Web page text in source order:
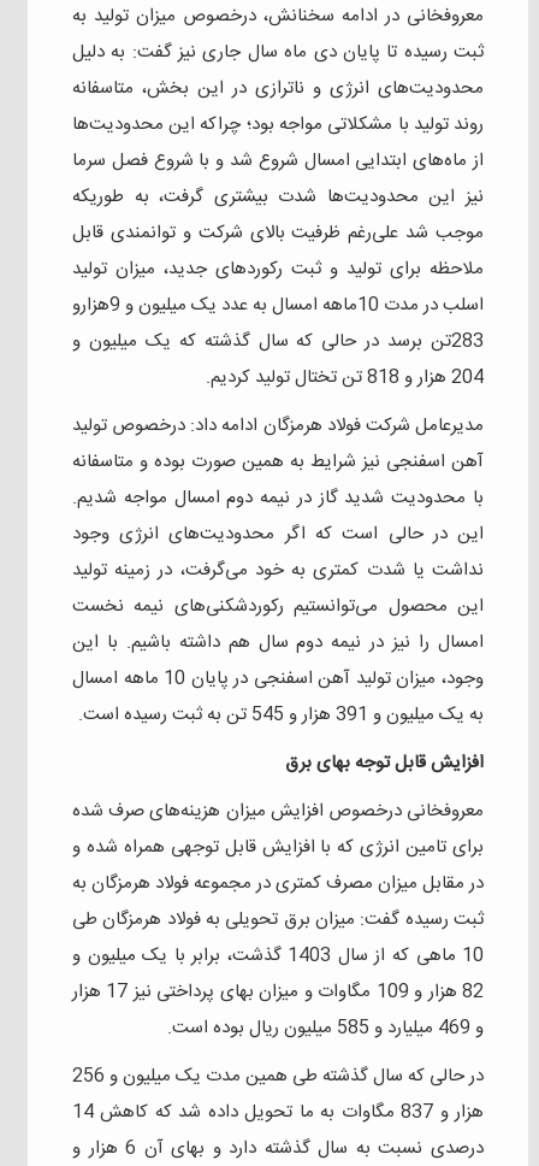
معروفخانی در ادامه سخنانش، درخصوص میزان تولید به
ثبت رسیده تا پایان دی ماه سال جاری نیز گفت: به دلیل
محدودیت‌های انرژی و ناترازی در این بخش، متاسفانه
روند تولید با مشکلاتی مواجه بود؛ چراکه این محدودیت‌ها
از ماه‌های ابتدایی امسال شروع شد و با شروع فصل سرما
نیز این محدودیت‌ها شدت بیشتری گرفت، به طوریکه
موجب شد علی‌رغم ظرفیت بالای شرکت و توانمندی قابل
ملاحظه برای تولید و ثبت رکوردهای جدید، میزان تولید
اسلب در مدت 10ماهه امسال به عدد یک میلیون و 9هزارو
283تن برسد در حالی که سال گذشته که یک میلیون و
204 هزار و 818 تن تختال تولید کردیم.
مدیرعامل شرکت فولاد هرمزگان ادامه داد: درخصوص تولید
آهن اسفنجی نیز شرایط به همین صورت بوده و متاسفانه
با محدودیت شدید گاز در نیمه دوم امسال مواجه شدیم.
این در حالی است که اگر محدودیت‌های انرژی وجود
نداشت یا شدت کمتری به خود می‌گرفت، در زمینه تولید
این محصول می‌توانستیم رکوردشکنی‌های نیمه نخست
امسال را نیز در نیمه دوم سال هم داشته باشیم. با این
وجود، میزان تولید آهن اسفنجی در پایان 10 ماهه امسال
به یک میلیون و 391 هزار و 545 تن به ثبت رسیده است.
افزایش قابل توجه بهای برق
معروفخانی درخصوص افزایش میزان هزینه‌های صرف شده
برای تامین انرژی که با افزایش قابل توجهی همراه شده و
در مقابل میزان مصرف کمتری در مجموعه فولاد هرمزگان به
ثبت رسیده گفت: میزان برق تحویلی به فولاد هرمزگان طی
10 ماهی که از سال 1403 گذشت، برابر با یک میلیون و
82 هزار و 109 مگاوات و میزان بهای پرداختی نیز 17 هزار
و 469 میلیارد و 585 میلیون ریال بوده است.
در حالی که سال گذشته طی همین مدت یک میلیون و 256
هزار و 837 مگاوات به ما تحویل داده شد که کاهش 14
درصدی نسبت به سال گذشته دارد و بهای آن 6 هزار و